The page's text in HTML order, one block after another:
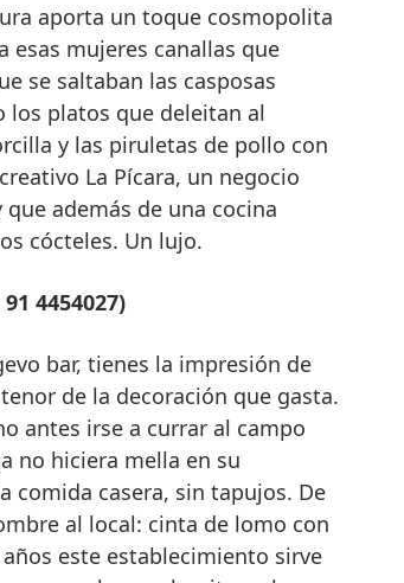
aporta un toque cosmopolita
esas mujeres canallas que
se saltaban las casposas
los platos que deleitan al
y las piruletas de pollo con
La Pícara, un negocio
además de una cocina
cócteles. Un lujo.
4454027)
bar, tienes la impresión de
de la decoración que gasta.
antes irse a currar al campo
no hiciera mella en su
comida casera, sin tapujos. De
al local: cinta de lomo con
este establecimiento sirve